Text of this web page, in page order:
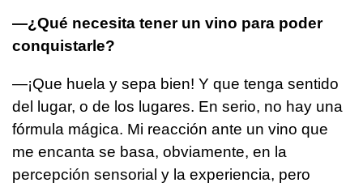
—¿Qué necesita tener un vino para poder
conquistarle?
—¡Que huela y sepa bien! Y que tenga sentido
del lugar, o de los lugares. En serio, no hay una
fórmula mágica. Mi reacción ante un vino que
me encanta se basa, obviamente, en la
percepción sensorial y la experiencia, pero